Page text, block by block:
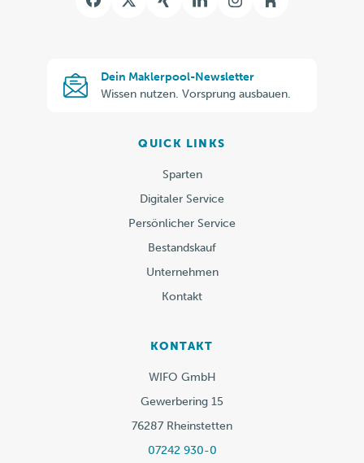
Kununu
Dein Maklerpool-Newsletter
Wissen nutzen. Vorsprung ausbauen.
Maklerpool-
QUICK LINKS
Sparten
Digitaler Service
Persönlicher Service
Bestandskauf
Unternehmen
Kontakt
KONTAKT
WIFO GmbH
Gewerbering 15
76287 Rheinstetten
07242 930-0